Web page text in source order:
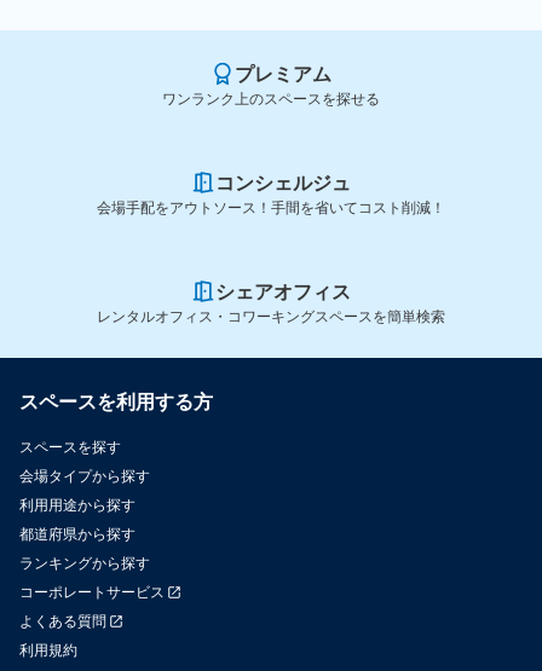
プレミアム
ワンランク上のスペースを探せる
コンシェルジュ
会場手配をアウトソース！手間を省いてコスト削減！
シェアオフィス
レンタルオフィス・コワーキングスペースを簡単検索
スペースを利用する方
スペースを探す
会場タイプから探す
利用用途から探す
都道府県から探す
ランキングから探す
コーポレートサービス
よくある質問
利用規約